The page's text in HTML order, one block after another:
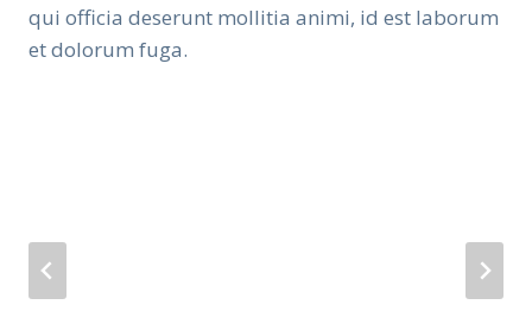
qui officia deserunt mollitia animi, id est laborum
et dolorum fuga.